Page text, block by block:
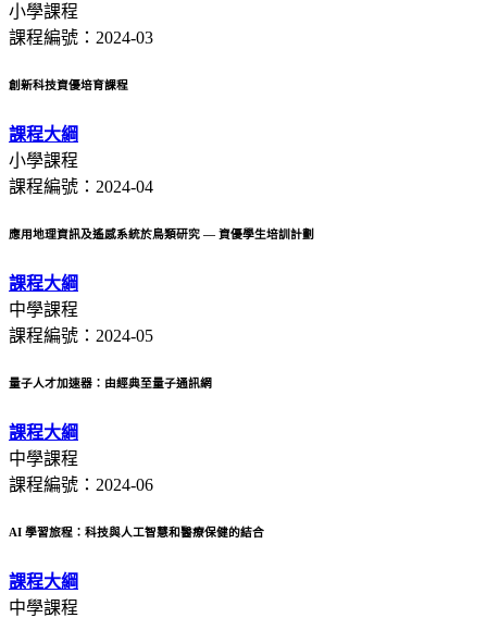
小學課程
課程編號：2024-03
創新科技資優培育課程
課程大綱
小學課程
課程編號：2024-04
應用地理資訊及遙感系統於鳥類研究 — 資優學生培訓計劃
課程大綱
中學課程
課程編號：2024-05
量子人才加速器：由經典至量子通訊網
課程大綱
中學課程
課程編號：2024-06
AI 學習旅程：科技與人工智慧和醫療保健的結合
課程大綱
中學課程